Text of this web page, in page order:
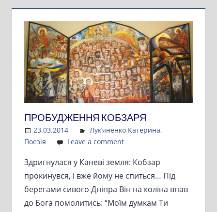
ПРОБУДЖЕННЯ КОБЗАРЯ
23.03.2014 Admin
Лук’яненко Катерина,
Поезія
Leave a comment
Здригнулася у Каневі земля: Кобзар
прокинувся, і вже йому не спиться… Під
берегами сивого Дніпра Він на коліна впав
до Бога помолитись: “Моїм думкам Ти